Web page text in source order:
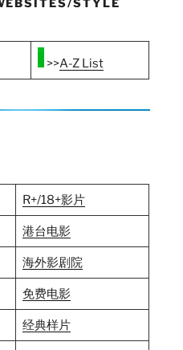
STYLE
>>A-Z List
R+/18+影片
港台电影
海外影剧院
免费电影
经典样片